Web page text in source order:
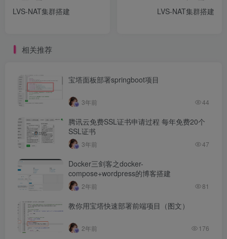
LVS-NAT集群搭建
LVS-NAT集群搭建
相关推荐
宝塔面板部署springboot项目
3年前 44
腾讯云免费SSL证书申请过程 每年免费20个
SSL证书
3年前 47
Docker三剑客之docker-
compose+wordpress的博客搭建
2年前 81
教你用宝塔快速部署前端项目（图文）
2年前 176